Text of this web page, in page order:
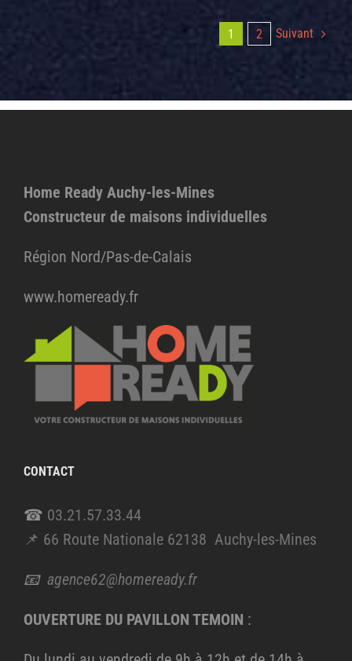
1 2 Suivant
Home Ready Auchy-les-Mines
Constructeur de maisons individuelles
Région Nord/Pas-de-Calais
www.homeready.fr
CONTACT
☎ 03.21.57.33.44
📌 66 Route Nationale 62138 Auchy-les-Mines
📧 agence62@homeready.fr
OUVERTURE DU PAVILLON TEMOIN :